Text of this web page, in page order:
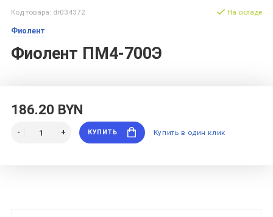
Код товара: dr034372
Фиолент
Фиолент ПМ4-700Э
На складе
186.20 BYN
КУПИТЬ Купить в один клик